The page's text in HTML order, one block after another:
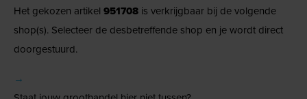
Het gekozen artikel 951708 is verkrijgbaar bij de volgende
shop(s). Selecteer de desbetreffende shop en je wordt direct
doorgestuurd.
→